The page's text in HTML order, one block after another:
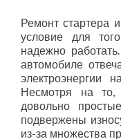
Ремонт стартера
условие для
надежно
автомобиле
электроэнергии
Несмотря на то,
довольно
подвержены
из-за множества